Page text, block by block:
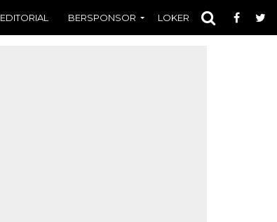
EDITORIAL BERSPONSOR LOKER OPINI